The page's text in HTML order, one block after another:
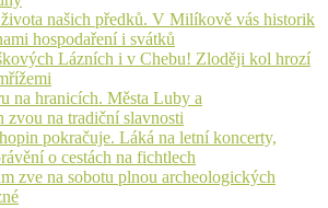
našich předků. V Milíkově vás historik
hospodaření i svátků
Lázních i v Chebu! Zloději kol hrozí
na hranicích. Města Luby a
zvou na tradiční slavnosti
pokračuje. Láká na letní koncerty,
o cestách na fichtlech
zve na sobotu plnou archeologických